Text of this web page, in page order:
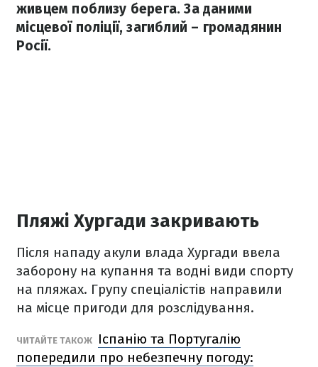
живцем поблизу берега. За даними
місцевої поліції, загиблий – громадянин
Росії.
Пляжі Хургади закривають
Після нападу акули влада Хургади ввела
заборону на купання та водні види спорту
на пляжах. Групу спеціалістів направили
на місце пригоди для розслідування.
ЧИТАЙТЕ ТАКОЖ
Іспанію та Португалію
попередили про небезпечну погоду: